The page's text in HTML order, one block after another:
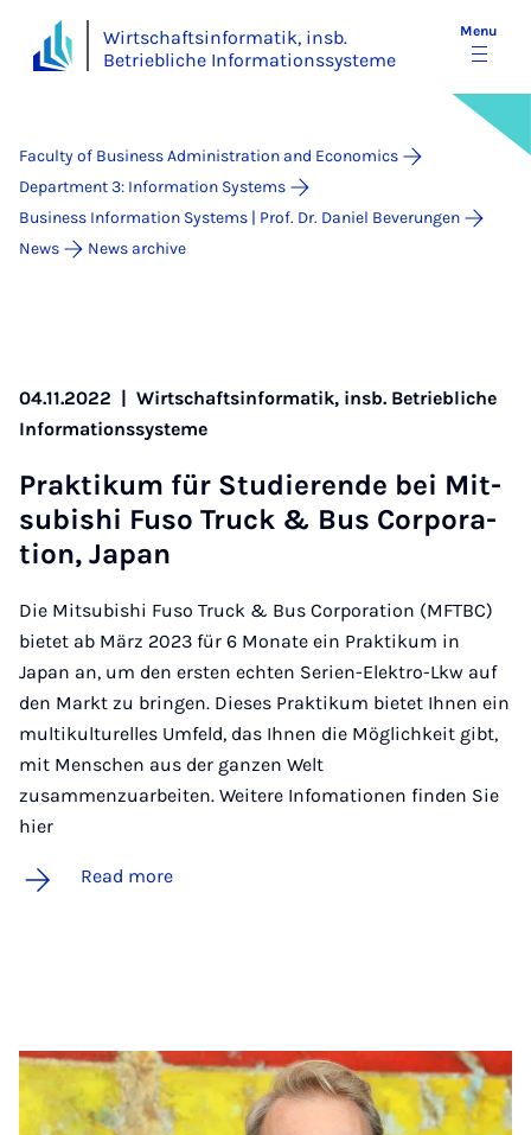
Wirtschaftsinformatik, insb.
Betriebliche Informationssysteme
Menu
Faculty of Business Administration and Economics
Department 3: Information Systems
Business Information Systems | Prof. Dr. Daniel Beverungen
News
News archive
04.11.2022 | Wirtschaftsinformatik, insb. Betriebliche
Informationssysteme
Prak­tikum für Stud­i­er­ende bei Mit­
subishi Fuso Truck & Bus Cor­por­a­
tion, Ja­pan
Die Mitsubishi Fuso Truck & Bus Corporation (MFTBC)
bietet ab März 2023 für 6 Monate ein Praktikum in
Japan an, um den ersten echten Serien-Elektro-Lkw auf
den Markt zu bringen. Dieses Praktikum bietet Ihnen ein
multikulturelles Umfeld, das Ihnen die Möglichkeit gibt,
mit Menschen aus der ganzen Welt
zusammenzuarbeiten. Weitere Infomationen finden Sie
hier
Read more